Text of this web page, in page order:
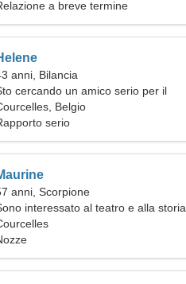
a breve termine
anni, Bilancia
cercando un amico serio per il
Belgio
serio
anni, Scorpione
interessato al teatro e alla storia